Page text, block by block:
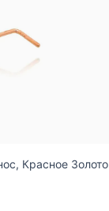
Красное Золото